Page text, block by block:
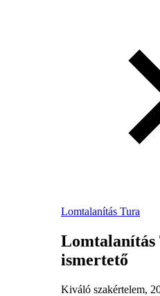
Lomtalanítás Tura
Lomtalanítás
ismertető
Kiváló szakértelem,